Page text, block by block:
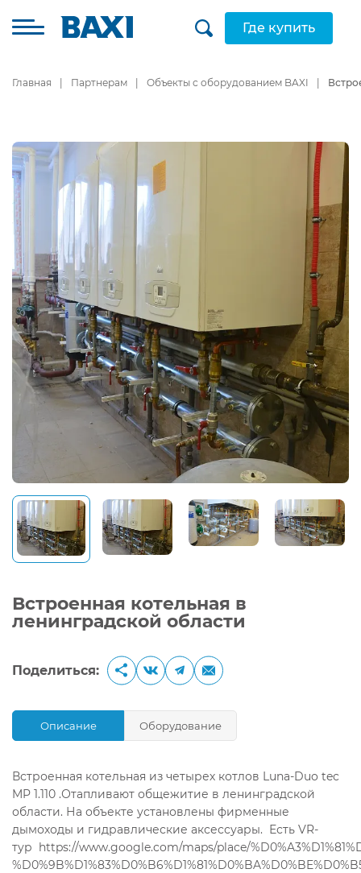
Где купить
Главная Партнерам Объекты с оборудованием BAXI
Встроенная котельная в
ленинградской области
Поделиться:
Описание Оборудование
Встроенная котельная из четырех котлов Luna-Duo tec
MP 1.110 .Отапливают общежитие в ленинградской
области. На объекте установлены фирменные
дымоходы и гидравлические аксессуары. Есть VR-
тур https://www.google.com/maps/place/